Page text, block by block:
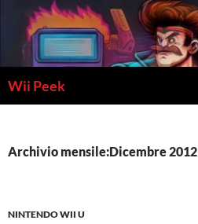
contenuto
Wii Peek
Archivio mensile:Dicembre 2012
NINTENDO WII U